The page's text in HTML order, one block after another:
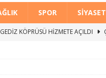
SPOR SIYASET
KÖPRÜSÜ HİZMETE AÇILDI
FABRİKASI’NDA ÜNİVERSİTE